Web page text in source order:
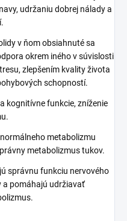
udržaniu dobrej nálady a
v ňom obsiahnuté sa
okrem iného v súvislosti
zlepšením kvality života
schopností.
kognitívne funkcie, zníženie
metabolizmu
metabolizmus tukov.
správnu funkciu nervového
a pomáhajú udržiavať